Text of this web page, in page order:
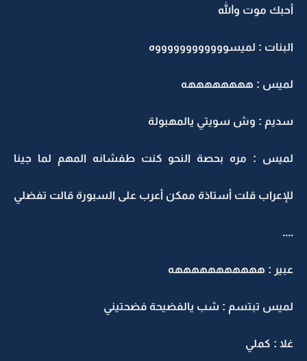
أحبك موت والله
البنات : لميسووووووووووووه
لميس : ههههههههه
سديم : وش سويتي يالمهبولة
لميس : مره بحصة النحو كنت طفشانه المهم لما جينا
للإعراب قلت أستاذة ممكن أعرب على السبورة قالت تفضلي
....
عبير : هههههههههههه
لميس تبتسم : شب يالفضيحة فضحتيني
غلا : كملي